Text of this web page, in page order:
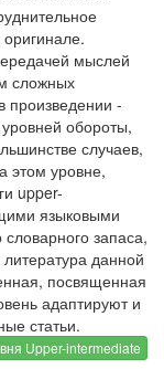
мыслей
сложных
произведении -
обороты,
случаев,
этом уровне,
upper-
языковыми
запаса,
данной
посвященная
адаптируют и
статьи.
Upper-intermediate